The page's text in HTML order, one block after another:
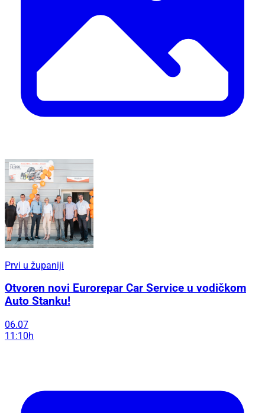
Prvi u županiji
Otvoren novi Eurorepar Car Service u vodičkom
Auto Stanku!
06.07
11:10h